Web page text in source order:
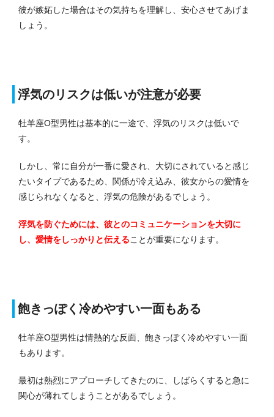
彼が嫉妬した場合はその気持ちを理解し、安心させてあげま
しょう。
浮気のリスクは低いが注意が必要
牡羊座O型男性は基本的に一途で、浮気のリスクは低いで
す。
しかし、常に自分が一番に愛され、大切にされていると感じ
たいタイプであるため、関係が冷え込み、彼女からの愛情を
感じられなくなると、浮気の危険があるでしょう。
浮気を防ぐためには、彼とのコミュニケーションを大切に
し、愛情をしっかりと伝えることが重要になります。
飽きっぽく冷めやすい一面もある
牡羊座O型男性は情熱的な反面、飽きっぽく冷めやすい一面
もあります。
最初は熱烈にアプローチしてきたのに、しばらくすると急に
関心が薄れてしまうことがあるでしょう。